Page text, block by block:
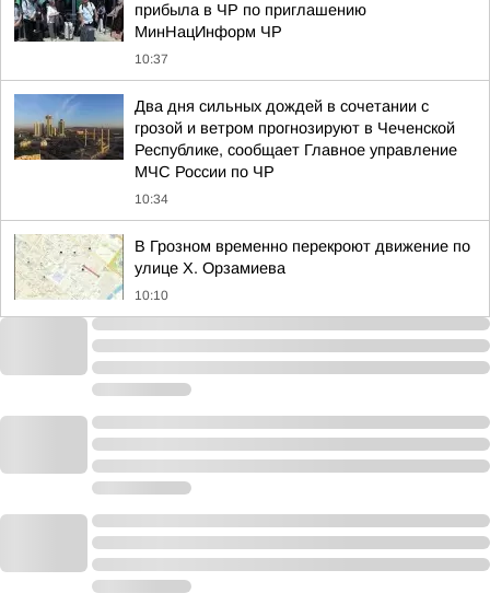
прибыла в ЧР по приглашению
МинНацИнформ ЧР
10:37
Два дня сильных дождей в сочетании с
грозой и ветром прогнозируют в Чеченской
Республике, сообщает Главное управление
МЧС России по ЧР
10:34
В Грозном временно перекроют движение по
улице Х. Орзамиева
10:10